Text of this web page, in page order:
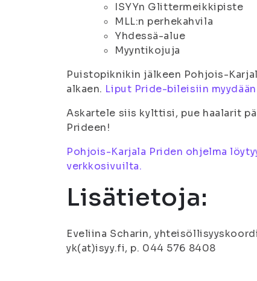
ISYYn Glittermeikkipiste
MLL:n perhekahvila
Yhdessä-alue
Myyntikojuja
Puistopiknikin jälkeen Pohjois-
alkaen. Liput Pride-bileisiin
Askartele siis kylttisi, pue haalarit
Prideen!
Pohjois-Karjala Priden ohjelma
verkkosivuilta.
Lisätietoja:
Eveliina Scharin,
yk(at)isyy.fi, p. 044 576 8408